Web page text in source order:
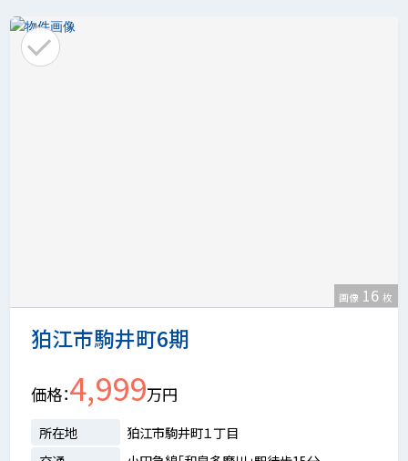
狛江市駒井町6期
画像 16 枚
価格 4,999万円
所在地
狛江市駒井町１丁目